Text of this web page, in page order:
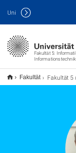
Fakultät 5:
Informationstechnik
Uni
Fakultät Fakultät 5 und Vellore Institute of